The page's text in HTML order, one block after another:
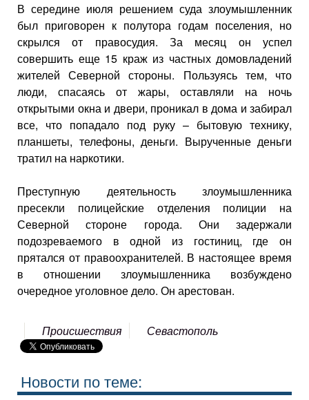
В середине июля решением суда злоумышленник
был приговорен к полутора годам поселения, но
скрылся от правосудия. За месяц он успел
совершить еще 15 краж из частных домовладений
жителей Северной стороны. Пользуясь тем, что
люди, спасаясь от жары, оставляли на ночь
открытыми окна и двери, проникал в дома и забирал
все, что попадало под руку – бытовую технику,
планшеты, телефоны, деньги. Вырученные деньги
тратил на наркотики.
Преступную деятельность злоумышленника
пресекли полицейские отделения полиции на
Северной стороне города. Они задержали
подозреваемого в одной из гостиниц, где он
прятался от правоохранителей. В настоящее время
в отношении злоумышленника возбуждено
очередное уголовное дело. Он арестован.
Происшествия Севастополь
Новости по теме: